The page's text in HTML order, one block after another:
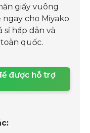
giấy vuông
ngay cho Miyako
sỉ hấp dẫn và
quốc.
được hỗ trợ